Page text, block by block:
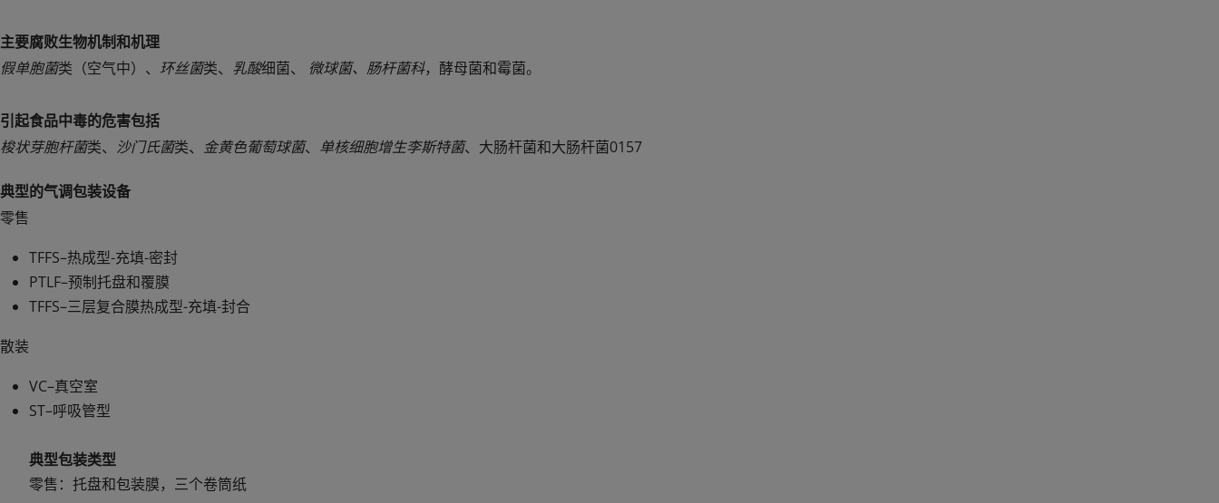
主要腐败生物机制和机理
假单胞菌类（空气中）、 环丝菌类、 乳酸细菌、 微球菌、 肠杆菌科，酵母菌和霉菌。
引起食品中毒的危害包括
梭状芽胞杆菌类、 沙门氏菌类、 金黄色葡萄球菌、 单核细胞增生李斯特菌、大肠杆菌和大肠杆菌0157
典型的气调包装设备
零售
TFFS–热成型-充填-密封
PTLF–预制托盘和覆膜
TFFS–三层复合膜热成型-充填-封合
散装
VC–真空室
ST–呼吸管型
典型包装类型
零售：托盘和包装膜，三个卷筒纸